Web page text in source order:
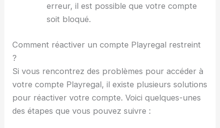
erreur, il est possible que votre compte
soit bloqué.
Comment réactiver un compte Playregal restreint
?
Si vous rencontrez des problèmes pour accéder à
votre compte Playregal, il existe plusieurs solutions
pour réactiver votre compte. Voici quelques-unes
des étapes que vous pouvez suivre :